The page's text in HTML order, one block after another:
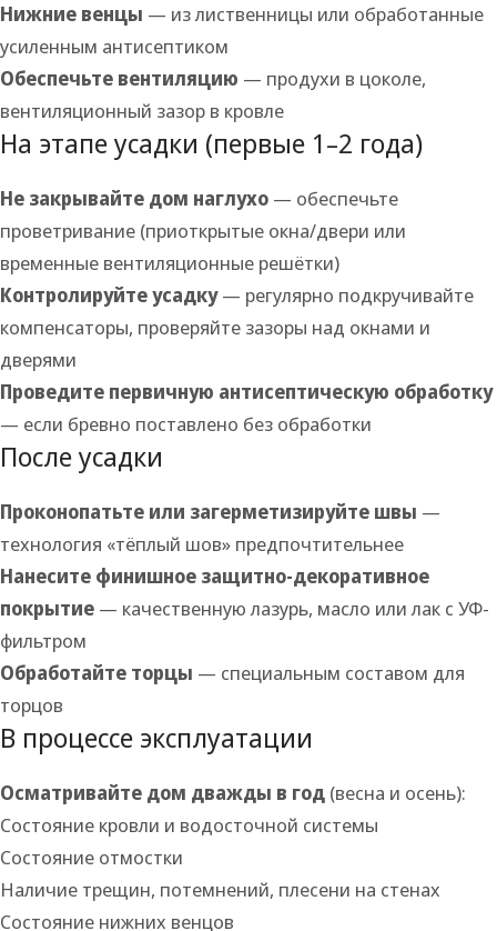
Нижние венцы — из лиственницы или обработанные
усиленным антисептиком
Обеспечьте вентиляцию — продухи в цоколе,
вентиляционный зазор в кровле
На этапе усадки (первые 1–2 года)
Не закрывайте дом наглухо — обеспечьте
проветривание (приоткрытые окна/двери или
временные вентиляционные решётки)
Контролируйте усадку— регулярно подкручивайте
компенсаторы, проверяйте зазоры над окнами и
дверями
Проведите первичную антисептическую обработку
— если бревно поставлено без обработки
После усадки
Проконопатьте или загерметизируйте швы —
технология «тёплый шов» предпочтительнее
Нанесите финишное защитно-декоративное
покрытие — качественную лазурь, масло или лак с УФ-
фильтром
Обработайте торцы — специальным составом для
торцов
В процессе эксплуатации
Осматривайте дом дважды в год (весна и осень):
Состояние кровли и водосточной системы
Состояние отмостки
Наличие трещин, потемнений, плесени на стенах
Состояние нижних венцов